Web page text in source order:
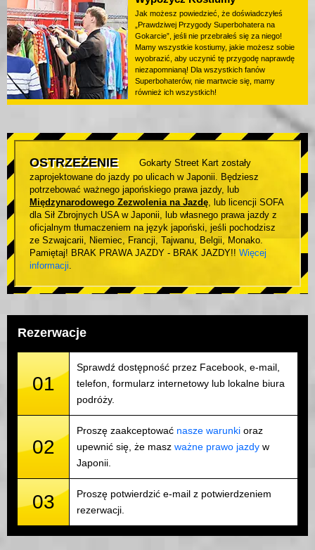
Jak możesz powiedzieć, że doświadczyłeś
„Prawdziwej Przygody Superbohatera na
Gokarcie”, jeśli nie przebrałeś się za niego!
Mamy wszystkie kostiumy, jakie możesz sobie
wyobrazić, aby uczynić tę przygodę naprawdę
niezapomnianą! Dla wszystkich fanów
Superbohaterów, nie martwcie się, mamy
również ich wszystkich!
OSTRZEŻENIE
Gokarty Street Kart zostały
zaprojektowane do jazdy po ulicach w Japonii. Będziesz
potrzebować ważnego japońskiego prawa jazdy, lub
Międzynarodowego Zezwolenia na Jazdę, lub licencji SOFA
dla Sił Zbrojnych USA w Japonii, lub własnego prawa jazdy z
oficjalnym tłumaczeniem na język japoński, jeśli pochodzisz
ze Szwajcarii, Niemiec, Francji, Tajwanu, Belgii, Monako.
Pamiętaj! BRAK PRAWA JAZDY - BRAK JAZDY!! Więcej
informacji.
Rezerwacje
01
Sprawdź dostępność przez Facebook, e-mail,
telefon, formularz internetowy lub lokalne biura
podróży.
02
Proszę zaakceptować nasze warunki oraz
upewnić się, że masz ważne prawo jazdy w
Japonii.
03
Proszę potwierdzić e-mail z potwierdzeniem
rezerwacji.